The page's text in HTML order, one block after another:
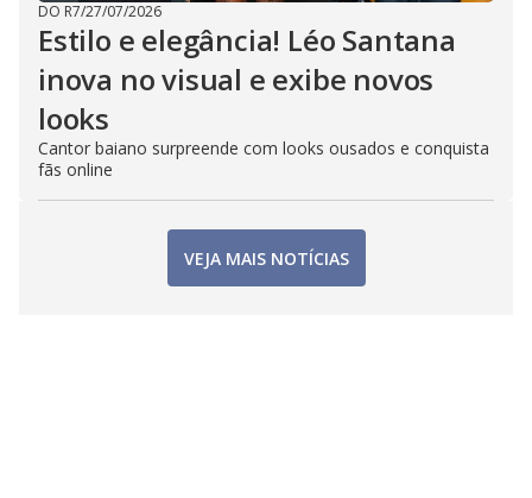
DO R7/27/07/2026
Estilo e elegância! Léo Santana
inova no visual e exibe novos
looks
Cantor baiano surpreende com looks ousados e conquista
fãs online
VEJA MAIS NOTÍCIAS